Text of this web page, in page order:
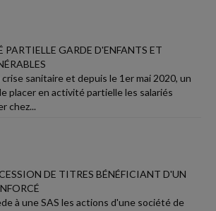
PARTIELLE GARDE D'ENFANTS ET
crise sanitaire et depuis le 1er mai 2020, un
placer en activité partielle les salariés
chez...
DE TITRES BÉNÉFICIANT D'UN
à une SAS les actions d'une société de